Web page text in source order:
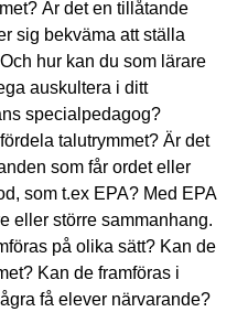
Är det en tillåtande
sig bekväma att ställa
hur kan du som lärare
auskultera i ditt
specialpedagog?
talutrymmet? Är det
som får ordet eller
som t.ex EPA? Med EPA
eller större sammanhang.
på olika sätt? Kan de
Kan de framföras i
få elever närvarande?